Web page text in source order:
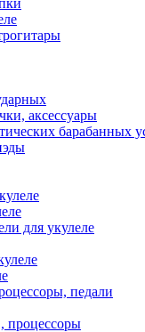
аксессуары
барабанных
для укулеле
педали
процессоры